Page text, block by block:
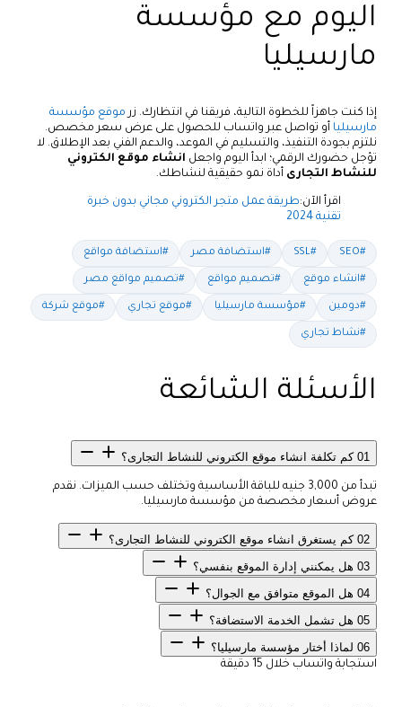
اليوم مع مؤسسة
مارسيليا
إذا كنت جاهزاً للخطوة التالية، فريقنا في انتظارك. زرموقع مؤسسة
مارسيليا أو تواصل عبر واتساب للحصول على عرض سعر مخصص.
نلتزم بجودة التنفيذ، والتسليم في الموعد، والدعم الفني بعد الإطلاق. لا
تؤجل حضورك الرقمي؛ ابدأ اليوم واجعل انشاء موقع الكتروني
للنشاط التجارى أداة نمو حقيقية لنشاطك.
اقرأ الآن:طريقة عمل متجر الكتروني مجاني بدون خبرة
تقنية 2024
#SEO
#SSL #استضافة مصر #استضافة مواقع
#انشاء موقع #تصميم مواقع #تصميم مواقع مصر
#دومين #مؤسسة مارسيليا #موقع تجاري #موقع شركة
#نشاط تجاري
الأسئلة الشائعة
01 كم تكلفة انشاء موقع الكتروني للنشاط التجارى؟
تبدأ من 3,000 جنيه للباقة الأساسية وتختلف حسب الميزات. نقدم
عروض أسعار مخصصة من مؤسسة مارسيليا.
02 كم يستغرق انشاء موقع الكتروني للنشاط التجارى؟
03 هل يمكنني إدارة الموقع بنفسي؟
04 هل الموقع متوافق مع الجوال؟
05 هل تشمل الخدمة الاستضافة؟
06 لماذا أختار مؤسسة مارسيليا؟
استجابة واتساب خلال 15 دقيقة